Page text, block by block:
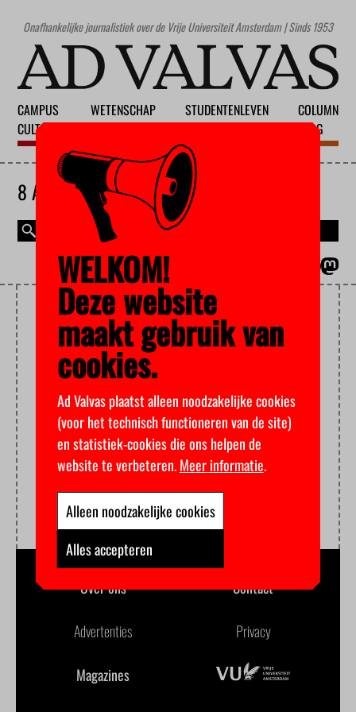
Onafhankelijke journalistiek over de Vrije Universiteit Amsterdam | Sinds 1953
CAMPUS
CULTUUR
WETENSCHAP
STUDENTENLEVEN
COLUMN
BLOG
8 AUGUSTUS 2026
FLEXIBELE CONTRACTEN
Over ons Contact
Advertenties Privacy
Magazines
WELKOM!
Deze website
maakt gebruik van
cookies.
Ad Valvas plaatst alleen noodzakelijke cookies
(voor het technisch functioneren van de site)
en statistiek-cookies die ons helpen de
website te verbeteren.Meer informatie.
Alleen noodzakelijke cookies
Alles accepteren